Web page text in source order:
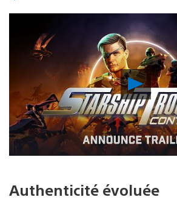
Lancer
la
vidéo
Authenticité évoluée